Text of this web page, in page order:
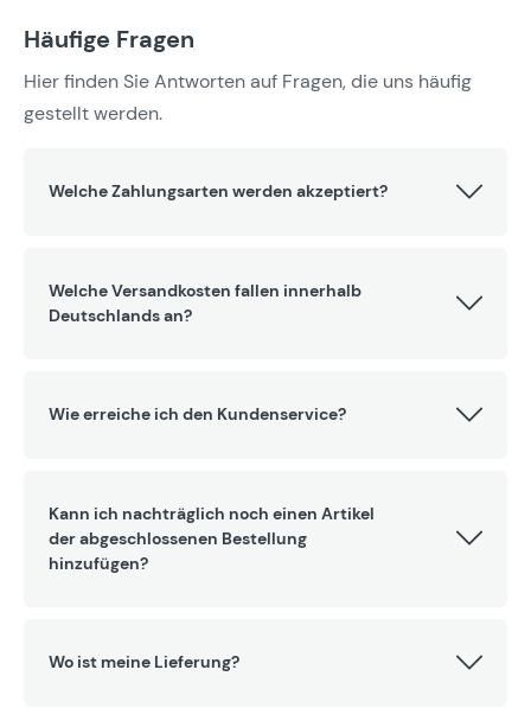
Häufige Fragen
Hier finden Sie Antworten auf Fragen, die uns häufig
gestellt werden.
Welche Zahlungsarten werden akzeptiert?
Welche Versandkosten fallen innerhalb
Deutschlands an?
Wie erreiche ich den Kundenservice?
Kann ich nachträglich noch einen Artikel
der abgeschlossenen Bestellung
hinzufügen?
Wo ist meine Lieferung?